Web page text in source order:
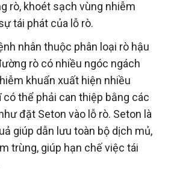
rò, khoét sạch vùng nhiễm
tái phát của lỗ rò.
nhân thuộc phân loại rò hậu
rò có nhiều ngóc ngách
khuẩn xuất hiện nhiều
có thể phải can thiệp bằng các
đặt Seton vào lỗ rò. Seton là
giúp dẫn lưu toàn bộ dịch mủ,
trùng, giúp hạn chế việc tái